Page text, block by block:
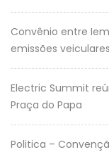
Convênio entre
emissões
Electric Summit
Praça do Papa
Politica –